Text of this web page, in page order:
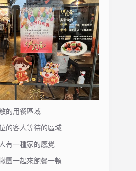
的用餐區域
的客人等待的區域
有一種家的感覺
團一起來飽餐一頓